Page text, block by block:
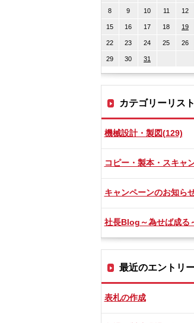
8 9 10 11 12
15 16 17 18 19
22 23 24 25 26
29 30 31
カテゴリーリスト
機械設計・製図(129)
コピー・製本・スキャ
キャンペーンのお知ら
社長Blog～為せば成る
最近のエントリ
表札の作成